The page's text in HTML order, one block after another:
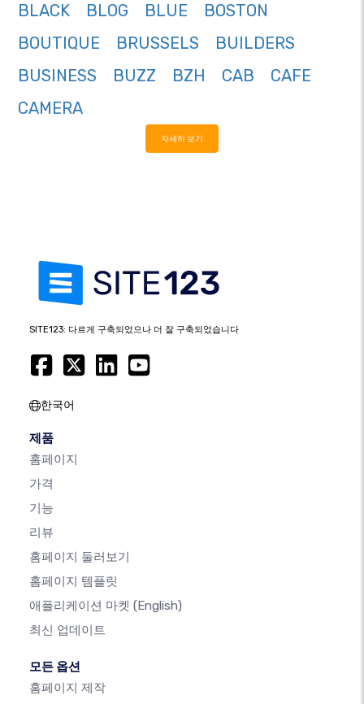
BLACK
BLOG BLUE
BOSTON
BOUTIQUE
BRUSSELS
BUILDERS
BUSINESS
BUZZ BZH CAB
CAFE
CAMERA
자세히 보기
SITE123: 다르게 구축되었으나 더 잘 구축되었습니다
한국어
제품
홈페이지
가격
기능
리뷰
홈페이지 둘러보기
홈페이지 템플릿
애플리케이션 마켓 (English)
최신 업데이트
모든 옵션
홈페이지 제작